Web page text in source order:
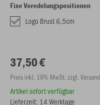
Fixe Veredelungspositionen
Logo Brust 6,5cm
37,50 €
Preis inkl. 19% MwSt. zzgl. Versand
Artikel sofort verfügbar
Lieferzeit: 14 Werktage